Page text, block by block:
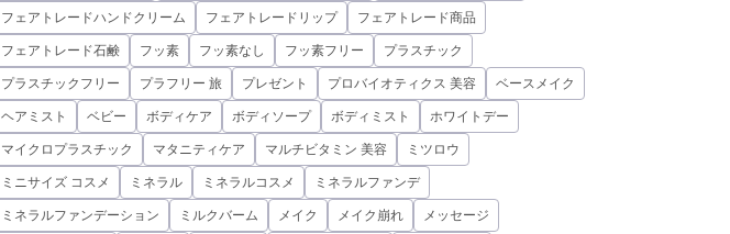
フェアトレードハンドクリーム フェアトレードリップ フェアトレード商品
フェアトレード石鹸 フッ素 フッ素なし フッ素フリー プラスチック
プラスチックフリー プラフリー 旅 プレゼント プロバイオティクス 美容 ベースメイク
ヘアミスト ベビー ボディケア ボディソープ ボディミスト ホワイトデー
マイクロプラスチック マタニティケア マルチビタミン 美容 ミツロウ
ミニサイズ コスメ ミネラル ミネラルコスメ ミネラルファンデ
ミネラルファンデーション ミルクバーム メイク メイク崩れ メッセージ